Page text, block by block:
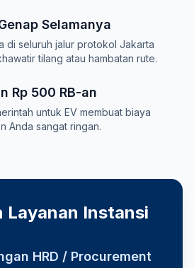
Selamanya
di seluruh jalur protokol Jakarta
tilang atau hambatan rute.
Rp 500 RB-an
untuk EV membuat biaya
Anda sangat ringan.
Layanan Instansi
HRD / Procurement